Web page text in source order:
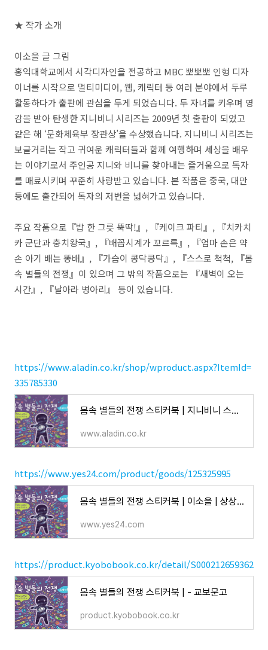
★ 작가 소개
이소을 글 그림
홍익대학교에서 시각디자인을 전공하고 MBC뽀뽀뽀 인형 디자
이너를 시작으로 멀티미디어,웹,캐릭터 등 여러 분야에서 두루
활동하다가 출판에 관심을 두게 되었습니다. 두 자녀를 키우며 영
감을 받아 탄생한 지니비니 시리즈는 2009년 첫 출판이 되었고
같은 해 ‘문화체육부 장관상’을 수상했습니다. 지니비니 시리즈는
보글거리는 작고 귀여운 캐릭터들과 함께 여행하며 세상을 배우
는 이야기로서 주인공 지니와 비니를 찾아내는 즐거움으로 독자
를 매료시키며 꾸준히 사랑받고 있습니다. 본 작품은 중국, 대만
등에도 출간되어 독자의 저변을 넓혀가고 있습니다.
주요 작품으로 『밥 한 그릇 뚝딱!』 , 『케이크 파티 』 , 『치카치
카 군단과 충치왕국』 , 『배꼽시계가 꼬르륵』 , 『엄마 손은 약
손 아기 배는 똥배』 , 『가슴이 콩닥콩닥』 , 『스스로 척척, 『몸
속 별들의 전쟁 』 이 있으며 그 밖의 작품으로는 『새벽이 오는
시간』 , 『날아라 병아리 』 등이 있습니다.
https://www.aladin.co.kr/shop/wproduct.aspx?ItemId=
335785330
몸속 별들의 전쟁 스티커북 | 지니비니 스티커 시리즈 (건강이 뚝딱 스티커) 8 | 이소을
www.aladin.co.kr
https://www.yes24.com/product/goods/125325995
몸속 별들의 전쟁 스티커북 | 이소을 | 상상박스 - 예스24
www.yes24.com
https://product.kyobobook.co.kr/detail/S000212659362
몸속 별들의 전쟁 스티커북 | - 교보문고
product.kyobobook.co.kr